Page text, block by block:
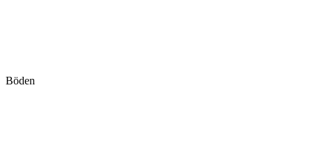
Böden